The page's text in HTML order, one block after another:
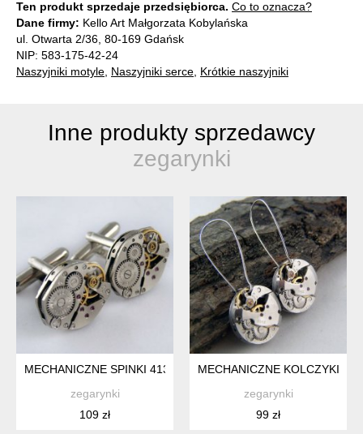
Ten produkt sprzedaje przedsiębiorca. Co to oznacza?
Dane firmy: Kello Art Małgorzata Kobylańska
ul. Otwarta 2/36, 80-169 Gdańsk
NIP: 583-175-42-24
Naszyjniki motyle Naszyjniki serce Krótkie naszyjniki
Inne produkty sprzedawcy
zegarynki
MECHANICZNE SPINKI 413
zegarynki
109 zł
MECHANICZNE KOLCZYKI 140
zegarynki
99 zł